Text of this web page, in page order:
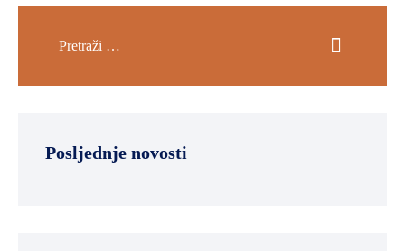
Posljednje novosti